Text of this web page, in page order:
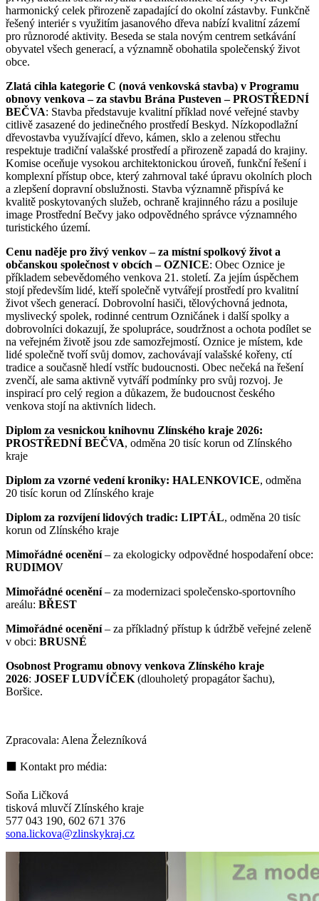
harmonický celek přirozeně zapadající do okolní zástavby. Funkčně
řešený interiér s využitím jasanového dřeva nabízí kvalitní zázemí
pro různorodé aktivity. Beseda se stala novým centrem setkávání
obyvatel všech generací, a významně obohatila společenský život
obce.
Zlatá cihla kategorie C (nová venkovská stavba) v Programu
obnovy venkova – za stavbu Brána Pusteven – PROSTŘEDNÍ
BEČVA: Stavba představuje kvalitní příklad nové veřejné stavby
citlivě zasazené do jedinečného prostředí Beskyd. Nízkopodlažní
dřevostavba využívající dřevo, kámen, sklo a zelenou střechu
respektuje tradiční valašské prostředí a přirozeně zapadá do krajiny.
Komise oceňuje vysokou architektonickou úroveň, funkční řešení i
komplexní přístup obce, který zahrnoval také úpravu okolních ploch
a zlepšení dopravní obslužnosti. Stavba významně přispívá ke
kvalitě poskytovaných služeb, ochraně krajinného rázu a posiluje
image Prostřední Bečvy jako odpovědného správce významného
turistického území.
Cenu naděje pro živý venkov – za místní spolkový život a
občanskou společnost v obcích – OZNICE: Obec Oznice je
příkladem sebevědomého venkova 21. století. Za jejím úspěchem
stojí především lidé, kteří společně vytvářejí prostředí pro kvalitní
život všech generací. Dobrovolní hasiči, tělovýchovná jednota,
myslivecký spolek, rodinné centrum Ozničánek i další spolky a
dobrovolníci dokazují, že spolupráce, soudržnost a ochota podílet se
na veřejném životě jsou zde samozřejmostí. Oznice je místem, kde
lidé společně tvoří svůj domov, zachovávají valašské kořeny, ctí
tradice a současně hledí vstříc budoucnosti. Obec nečeká na řešení
zvenčí, ale sama aktivně vytváří podmínky pro svůj rozvoj. Je
inspirací pro celý region a důkazem, že budoucnost českého
venkova stojí na aktivních lidech.
Diplom za vesnickou knihovnu Zlínského kraje 2026:
PROSTŘEDNÍ BEČVA, odměna 20 tisíc korun od Zlínského
kraje
Diplom za vzorné vedení kroniky: HALENKOVICE, odměna
20 tisíc korun od Zlínského kraje
Diplom za rozvíjení lidových tradic: LIPTÁL, odměna 20 tisíc
korun od Zlínského kraje
Mimořádné ocenění– za ekologicky odpovědné hospodaření obce:
RUDIMOV
Mimořádné ocenění– za modernizaci společensko-sportovního
areálu: BŘEST
Mimořádné ocenění– za příkladný přístup k údržbě veřejné zeleně
v obci: BRUSNÉ
Osobnost Programu obnovy venkova Zlínského kraje
2026: JOSEF LUDVÍČEK (dlouholetý propagátor šachu),
Boršice.
Zpracovala: Alena Železníková
⬛ Kontakt pro média:
Soňa Ličková
tisková mluvčí Zlínského kraje
577 043 190, 602 671 376
sona.lickova@zlinskykraj.cz